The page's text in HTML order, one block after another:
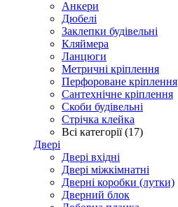
Анкери
Дюбелі
Заклепки будівельні
Кляймера
Ланцюги
Метричні кріплення
Перфороване кріплення
Сантехнічне кріплення
Скоби будівельні
Стрічка клейка
Всі категорії (17)
Двері
Двері вхідні
Двері міжкімнатні
Дверні коробки (лутки)
Дверний блок